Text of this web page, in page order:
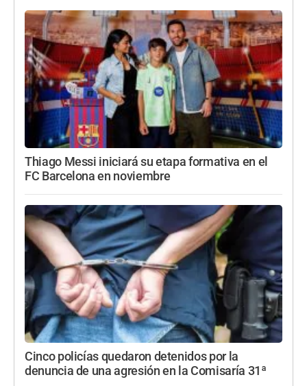
Thiago Messi iniciará su etapa formativa en el
FC Barcelona en noviembre
Cinco policías quedaron detenidos por la
denuncia de una agresión en la Comisaría 31ª